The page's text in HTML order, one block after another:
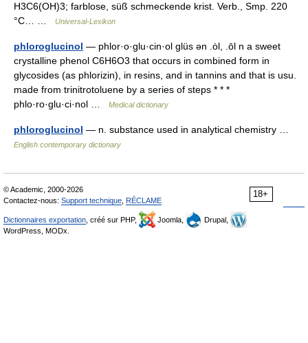
H3C6(OH)3; farblose, süß schmeckende krist. Verb., Smp. 220
°C… …
Universal-Lexikon
phloroglucinol — phlor·o·glu·cin·ol glüs ən .ȯl, .ōl n a sweet
crystalline phenol C6H6O3 that occurs in combined form in
glycosides (as phlorizin), in resins, and in tannins and that is usu.
made from trinitrotoluene by a series of steps * * *
phlo·ro·glu·ci·nol …
Medical dictionary
phloroglucinol — n. substance used in analytical chemistry …
English contemporary dictionary
18+
© Academic, 2000-2026
Contactez-nous: Support technique RÉCLAME
Dictionnaires exportation , créé sur PHP, Joomla,
Drupal,
WordPress, MODx.